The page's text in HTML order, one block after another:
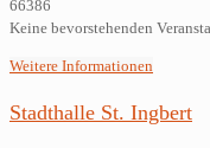
66386
Keine bevorstehenden
Weitere Informationen
Stadthalle St. Ingbert